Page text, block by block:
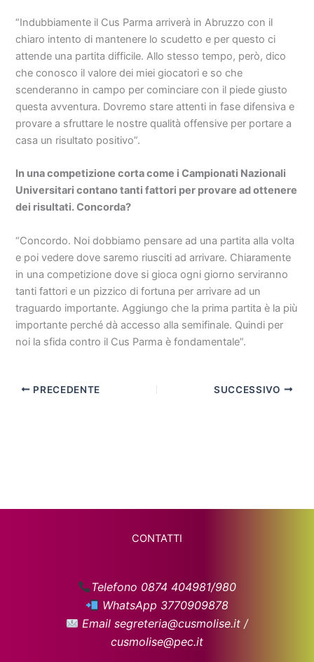
“Indubbiamente il Cus Parma arriverà in Abruzzo con il
chiaro intento di mantenere lo scudetto e per questo ci
attende una partita difficile. Allo stesso tempo, però, dico
che conosco il valore dei miei giocatori e so che
scenderanno in campo per cominciare con il piede giusto
questa avventura. Dovremo stare attenti in fase difensiva e
provare a sfruttare le nostre qualità offensive per portare a
casa un risultato positivo”.
In una competizione corta come i Campionati Nazionali
Universitari contano tanti fattori per provare ad ottenere
dei risultati. Concorda?
“Concordo. Noi dobbiamo pensare ad una partita alla volta
e poi vedere dove saremo riusciti ad arrivare. Chiaramente
in una competizione dove si gioca ogni giorno serviranno
tanti fattori e un pizzico di fortuna per arrivare ad un
traguardo importante. Aggiungo che la prima partita è la più
importante perché dà accesso alla semifinale. Quindi per
noi la sfida contro il Cus Parma è fondamentale”.
PRECEDENTE SUCCESSIVO
CONTATTI
Telefono 0874 404981/980
WhatsApp 3770909878
Email segreteria@cusmolise.it /
cusmolise@pec.it